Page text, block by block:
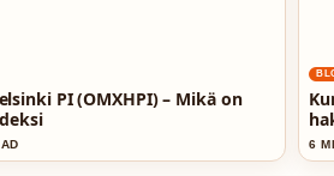
PI (OMXHPI) – Mikä on
6